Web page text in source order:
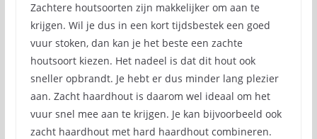
Zachtere houtsoorten zijn makkelijker om aan te
krijgen. Wil je dus in een kort tijdsbestek een goed
vuur stoken, dan kan je het beste een zachte
houtsoort kiezen. Het nadeel is dat dit hout ook
sneller opbrandt. Je hebt er dus minder lang plezier
aan. Zacht haardhout is daarom wel ideaal om het
vuur snel mee aan te krijgen. Je kan bijvoorbeeld ook
zacht haardhout met hard haardhout combineren.